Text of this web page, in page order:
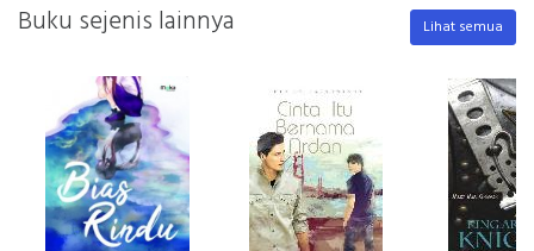
Buku sejenis lainnya Lihat semua